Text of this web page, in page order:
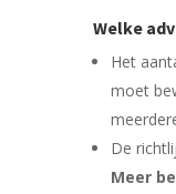
Welke
Het
moet
De
Meer